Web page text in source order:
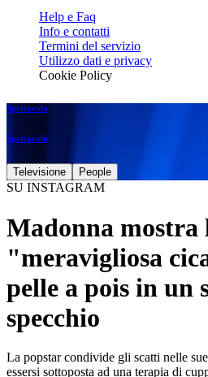
Help e Faq
Info e contatti
Termini del servizio
Utilizzo dati e privacy
Cookie Policy
Spettacolo
Spettacolo
Televisione People
SU INSTAGRAM
Madonna mostra
"meravigliosa
pelle a pois in un
specchio
La popstar condivide gli scatti nelle
essersi sottoposta ad una terapia di